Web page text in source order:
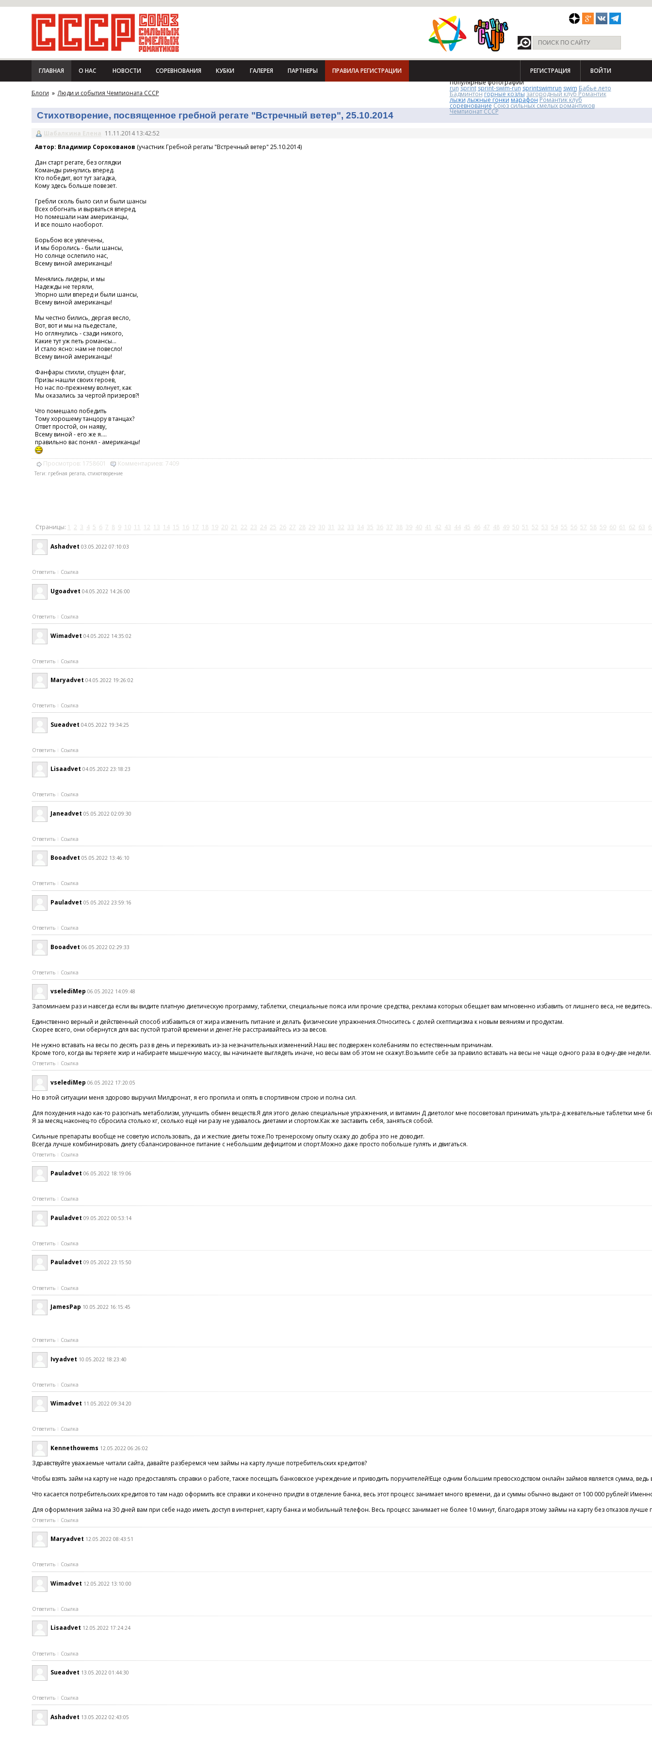
ГЛАВНАЯ О НАС НОВОСТИ СОРЕВНОВАНИЯ КУБКИ ГАЛЕРЕЯ ПАРТНЕРЫ ПРАВИЛА РЕГИСТРАЦИИ РЕГИСТРАЦИЯ ВОЙТИ
Блоги » Люди и события Чемпионата СССР
Стихотворение, посвященное гребной регате "Встречный ветер", 25.10.2014
Шабалкина Елена 11.11.2014 13:42:52
Автор: Владимир Сорокованов (участник Гребной регаты "Встречный ветер" 25.10.2014)
Дан старт регате, без оглядки
Команды ринулись вперед.
Кто победит, вот тут загадка,
Кому здесь больше повезет.
Гребли сколь было сил и были шансы
Всех обогнать и вырваться вперед,
Но помешали нам американцы,
И все пошло наоборот.
Борьбою все увлечены,
И мы боролись - были шансы,
Но солнце ослепило нас,
Всему виной американцы!
Менялись лидеры, и мы
Надежды не теряли,
Упорно шли вперед и были шансы,
Всему виной американцы!
Мы честно бились, дергая весло,
Вот, вот и мы на пьедестале,
Но оглянулись - сзади никого,
Какие тут уж петь романсы...
И стало ясно: нам не повесло!
Всему виной американцы!
Фанфары стихли, спущен флаг,
Призы нашли своих героев,
Но нас по-прежнему волнует, как
Мы оказались за чертой призеров?!
Что помешало победить
Тому хорошему танцору в танцах?
Ответ простой, он наяву,
Всему виной - его же я....
правильно вас понял - американцы!
Просмотров: 1758601 Комментариев: 7409
Теги: гребная регата, стихотворение
Страницы: 1 2 3 4 5 6 7 8 9 10 11 12 13 14 15 16 17 18 19 20 21 22 23 24 25 26 27 28 29 30 31 32 33 34 35 36 37 38 39 40 41 42 43 44 45 46 47 48 49 50 51 52 53 54 55 56 57 58 59 60 61 62 63
Ashadvet 03.05.2022 07:10:03
Ответить Ссылка
Ugoadvet 04.05.2022 14:26:00
Ответить Ссылка
Wimadvet 04.05.2022 14:35:02
Ответить Ссылка
Maryadvet 04.05.2022 19:26:02
Ответить Ссылка
Sueadvet 04.05.2022 19:34:25
Ответить Ссылка
Lisaadvet 04.05.2022 23:18:23
Ответить Ссылка
Janeadvet 05.05.2022 02:09:30
Ответить Ссылка
Booadvet 05.05.2022 13:46:10
Ответить Ссылка
Pauladvet 05.05.2022 23:59:16
Ответить Ссылка
Booadvet 06.05.2022 02:29:33
Ответить Ссылка
vselediMep 06.05.2022 14:09:48
Запоминаем раз и навсегда если вы видите платную диетическую программу, таблетки, специальные пояса или прочие средства, реклама которых обещает вам мгновенно избавить от лишнего веса, не ведитесь.
Единственно верный и действенный способ избавиться от жира изменить питание и делать физические упражнения.Относитесь с долей скептицизма к новым веяниям и продуктам.
Скорее всего, они обернутся для вас пустой тратой времени и денег.Не расстраивайтесь из-за весов.
Не нужно вставать на весы по десять раз в день и переживать из-за незначительных изменений.Наш вес подвержен колебаниям по естественным причинам.
Кроме того, когда вы теряете жир и набираете мышечную массу, вы начинаете выглядеть иначе, но весы вам об этом не скажут.Возьмите себе за правило вставать на весы не чаще одного раза в одну-две недели.
Ответить Ссылка
vselediMep 06.05.2022 17:20:05
Но в этой ситуации меня здорово выручил Милдронат, я его пропила и опять в спортивном строю и полна сил.
Для похудения надо как-то разогнать метаболизм, улучшить обмен веществ.Я для этого делаю специальные упражнения, и витамин Д диетолог мне посоветовал принимать ультра-д жевательные таблетки мне
Я за месяц наконец-то сбросила столько кг, сколько ещё ни разу не удавалось диетами и спортом.Как же заставить себя, заняться собой.
Сильные препараты вообще не советую использовать, да и жесткие диеты тоже.По тренерскому опыту скажу до добра это не доводит.
Всегда лучше комбинировать диету сбалансированное питание с небольшим дефицитом и спорт.Можно даже просто побольше гулять и двигаться.
Ответить Ссылка
Pauladvet 06.05.2022 18:19:06
Ответить Ссылка
Pauladvet 09.05.2022 00:53:14
Ответить Ссылка
Pauladvet 09.05.2022 23:15:50
Ответить Ссылка
JamesPap 10.05.2022 16:15:45
Ответить Ссылка
Ivyadvet 10.05.2022 18:23:40
Ответить Ссылка
Wimadvet 11.05.2022 09:34:20
Ответить Ссылка
Kennethowems 12.05.2022 06:26:02
Здравствуйте уважаемые читали сайта, давайте разберемся чем займы на карту лучше потребительских кредитов?
Чтобы взять займ на карту не надо предоставлять справки о работе, также посещать банковское учреждение и приводить поручителей!Еще одним большим превосходством онлайн займов является сумма,
Что касается потребительских кредитов то там надо оформить все справки и конечно придти в отделение банка, весь этот процесс занимает много времени, да и суммы обычно выдают от 100 000 рублей!
Для оформления займа на 30 дней вам при себе надо иметь доступ в интернет, карту банка и мобильный телефон. Весь процесс занимает не более 10 минут, благодаря этому займы на карту без отказов
Ответить Ссылка
Maryadvet 12.05.2022 08:43:51
Ответить Ссылка
Wimadvet 12.05.2022 13:10:00
Ответить Ссылка
Lisaadvet 12.05.2022 17:24:24
Ответить Ссылка
Sueadvet 13.05.2022 01:44:30
Ответить Ссылка
Ashadvet 13.05.2022 02:43:05
Популярные фотографии
run sprint sprint-swim-run sprintswimrun swim Бабье лето
Бадминтонгорные козлызагородный клуб Романтик
лыжилыжные гонкимарафон Романтик клуб
соревнованиеСоюз сильных смелых романтиков
Чемпионат СССР